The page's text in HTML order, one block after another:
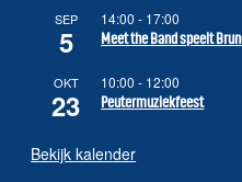
SEP
5
14:00 - 17:00
Meet the Band speelt
OKT
23
10:00 - 12:00
Peutermuziekfeest
Bekijk kalender